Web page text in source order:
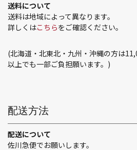
送料について
送料は地域によって異なります。
詳しくはこちらをご確認ください。
(北海道・北東北・九州・沖縄の方は
以上でも一部ご負担願います。)
配送方法
配送について
佐川急便でお願いします。